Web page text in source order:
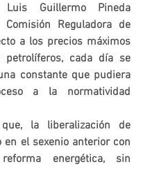
Luis Guillermo Pineda
Reguladora de
a los precios máximos
petrolíferos, cada día se
constante que pudiera
a la normatividad
que, la liberalización de
en el sexenio anterior con
energética, sin